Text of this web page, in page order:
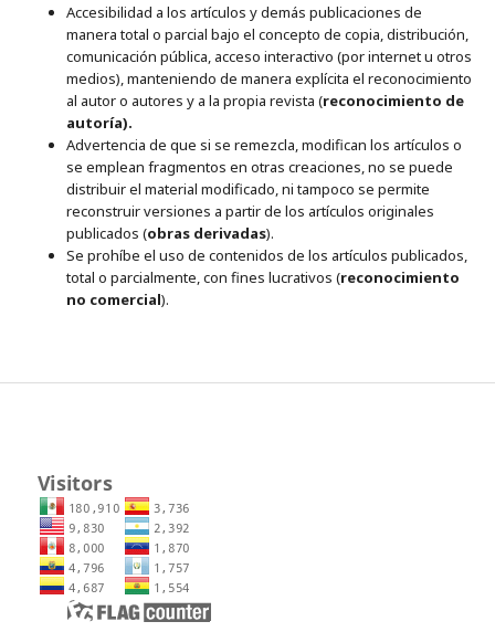
Accesibilidad a los artículos y demás publicaciones de
manera total o parcial bajo el concepto de copia, distribución,
comunicación pública, acceso interactivo (por internet u otros
medios), manteniendo de manera explícita el reconocimiento
al autor o autores y a la propia revista (reconocimiento de
autoría).
Advertencia de que si se remezcla, modifican los artículos o
se emplean fragmentos en otras creaciones, no se puede
distribuir el material modificado, ni tampoco se permite
reconstruir versiones a partir de los artículos originales
publicados (obras derivadas).
Se prohíbe el uso de contenidos de los artículos publicados,
total o parcialmente, con fines lucrativos (reconocimiento
no comercial).